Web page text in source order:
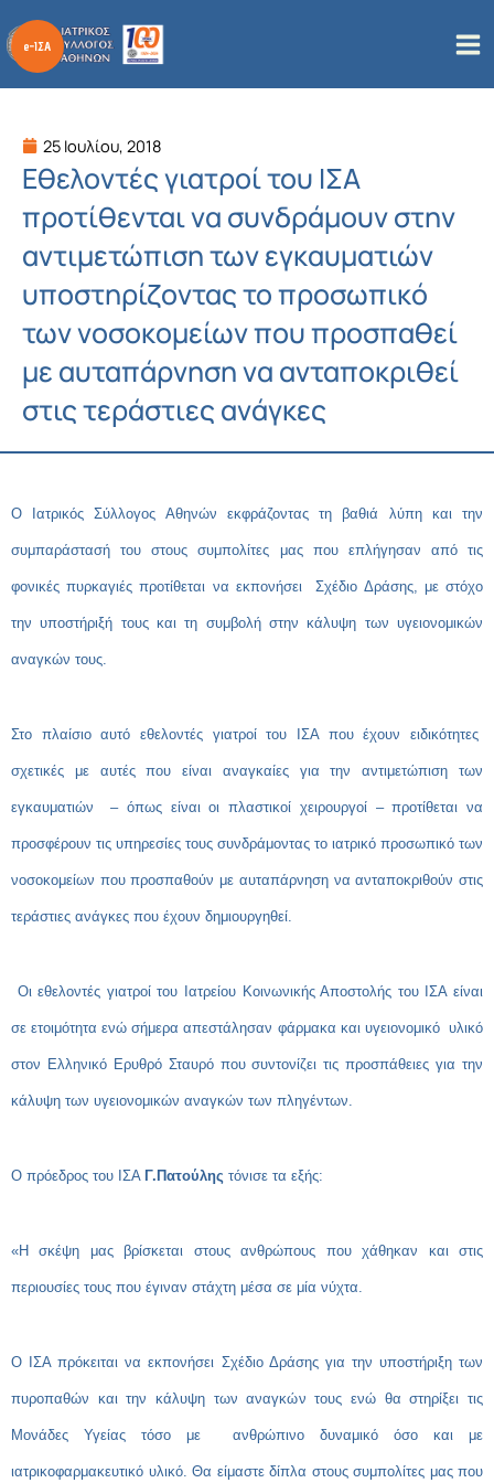
στο
περιεχόμενο
25 Ιουλίου, 2018
Εθελοντές γιατροί του ΙΣΑ
προτίθενται να συνδράμουν στην
αντιμετώπιση των εγκαυματιών
υποστηρίζοντας το προσωπικό
των νοσοκομείων που προσπαθεί
με αυταπάρνηση να ανταποκριθεί
στις τεράστιες ανάγκες
Ο Ιατρικός Σύλλογος Αθηνών εκφράζοντας τη βαθιά λύπη και την
συμπαράστασή του στους συμπολίτες μας που επλήγησαν από τις
φονικές πυρκαγιές προτίθεται να εκπονήσει Σχέδιο Δράσης, με στόχο
την υποστήριξή τους και τη συμβολή στην κάλυψη των υγειονομικών
αναγκών τους.
Στο πλαίσιο αυτό εθελοντές γιατροί του ΙΣΑ που έχουν ειδικότητες
σχετικές με αυτές που είναι αναγκαίες για την αντιμετώπιση των
εγκαυματιών – όπως είναι οι πλαστικοί χειρουργοί – προτίθεται να
προσφέρουν τις υπηρεσίες τους συνδράμοντας το ιατρικό προσωπικό των
νοσοκομείων που προσπαθούν με αυταπάρνηση να ανταποκριθούν στις
τεράστιες ανάγκες που έχουν δημιουργηθεί.
Οι εθελοντές γιατροί του Ιατρείου Κοινωνικής Αποστολής του ΙΣΑ είναι
σε ετοιμότητα ενώ σήμερα απεστάλησαν φάρμακα και υγειονομικό υλικό
στον Ελληνικό Ερυθρό Σταυρό που συντονίζει τις προσπάθειες για την
κάλυψη των υγειονομικών αναγκών των πληγέντων.
Ο πρόεδρος του ΙΣΑ Γ.Πατούλης τόνισε τα εξής:
«Η σκέψη μας βρίσκεται στους ανθρώπους που χάθηκαν και στις
περιουσίες τους που έγιναν στάχτη μέσα σε μία νύχτα.
Ο ΙΣΑ πρόκειται να εκπονήσει Σχέδιο Δράσης για την υποστήριξη των
πυροπαθών και την κάλυψη των αναγκών τους ενώ θα στηρίξει τις
Μονάδες Υγείας τόσο με ανθρώπινο δυναμικό όσο και με
ιατρικοφαρμακευτικό υλικό. Θα είμαστε δίπλα στους συμπολίτες μας που